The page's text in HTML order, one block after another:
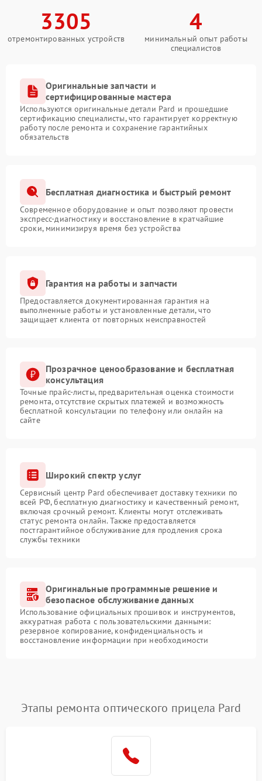
3305
отремонтированных устройств
4
минимальный опыт работы
специалистов
Оригинальные запчасти и
сертифицированные мастера
Используются оригинальные детали Pard и прошедшие
сертификацию специалисты, что гарантирует корректную
работу после ремонта и сохранение гарантийных
обязательств
Бесплатная диагностика и быстрый ремонт
Современное оборудование и опыт позволяют провести
экспресс-диагностику и восстановление в кратчайшие
сроки, минимизируя время без устройства
Гарантия на работы и запчасти
Предоставляется документированная гарантия на
выполненные работы и установленные детали, что
защищает клиента от повторных неисправностей
Прозрачное ценообразование и бесплатная
консультация
Точные прайс-листы, предварительная оценка стоимости
ремонта, отсутствие скрытых платежей и возможность
бесплатной консультации по телефону или онлайн на
сайте
Широкий спектр услуг
Сервисный центр Pard обеспечивает доставку техники по
всей РФ, бесплатную диагностику и качественный ремонт,
включая срочный ремонт. Клиенты могут отслеживать
статус ремонта онлайн. Также предоставляется
постгарантийное обслуживание для продления срока
службы техники
Оригинальные программные решение и
безопасное обслуживание данных
Использование официальных прошивок и инструментов,
аккуратная работа с пользовательскими данными:
резервное копирование, конфиденциальность и
восстановление информации при необходимости
Этапы ремонта оптического прицела Pard